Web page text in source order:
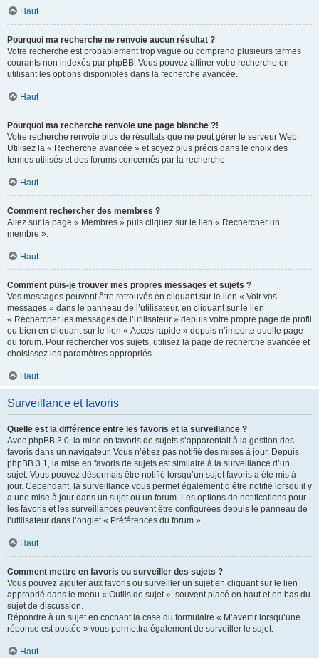
Haut
Pourquoi ma recherche ne renvoie aucun résultat ?
Votre recherche est probablement trop vague ou comprend plusieurs termes
courants non indexés par phpBB. Vous pouvez affiner votre recherche en
utilisant les options disponibles dans la recherche avancée.
Haut
Pourquoi ma recherche renvoie une page blanche ?!
Votre recherche renvoie plus de résultats que ne peut gérer le serveur Web.
Utilisez la « Recherche avancée » et soyez plus précis dans le choix des
termes utilisés et des forums concernés par la recherche.
Haut
Comment rechercher des membres ?
Allez sur la page « Membres » puis cliquez sur le lien « Rechercher un
membre ».
Haut
Comment puis-je trouver mes propres messages et sujets ?
Vos messages peuvent être retrouvés en cliquant sur le lien « Voir vos
messages » dans le panneau de l’utilisateur, en cliquant sur le lien
« Rechercher les messages de l’utilisateur » depuis votre propre page de profil
ou bien en cliquant sur le lien « Accès rapide » depuis n’importe quelle page
du forum. Pour rechercher vos sujets, utilisez la page de recherche avancée et
choisissez les paramètres appropriés.
Haut
Surveillance et favoris
Quelle est la différence entre les favoris et la surveillance ?
Avec phpBB 3.0, la mise en favoris de sujets s’apparentait à la gestion des
favoris dans un navigateur. Vous n’étiez pas notifié des mises à jour. Depuis
phpBB 3.1, la mise en favoris de sujets est similaire à la surveillance d’un
sujet. Vous pouvez désormais être notifié lorsqu’un sujet favoris a été mis à
jour. Cependant, la surveillance vous permet également d’être notifié lorsqu’il y
a une mise à jour dans un sujet ou un forum. Les options de notifications pour
les favoris et les surveillances peuvent être configurées depuis le panneau de
l’utilisateur dans l’onglet « Préférences du forum ».
Haut
Comment mettre en favoris ou surveiller des sujets ?
Vous pouvez ajouter aux favoris ou surveiller un sujet en cliquant sur le lien
approprié dans le menu « Outils de sujet », souvent placé en haut et en bas du
sujet de discussion.
Répondre à un sujet en cochant la case du formulaire « M’avertir lorsqu’une
réponse est postée » vous permettra également de surveiller le sujet.
Haut